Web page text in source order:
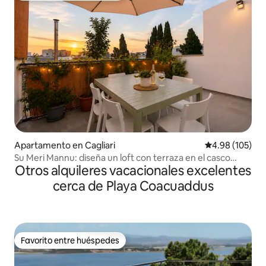
Apartamento en Cagliari Calificación
4.98 (105)
Su Meri Mannu: diseña un loft con terraza en el casco
antiguo de Cagliari
Otros alquileres vacacionales excelentes
cerca de Playa Coacuaddus
Favorito entre huéspedes
Favorito entre huéspedes